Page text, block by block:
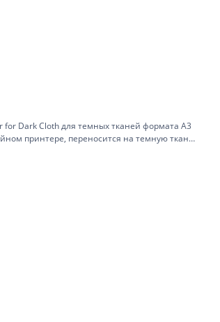
for Dark Cloth для темных тканей формата А3
принтере, переносится на темную ткань